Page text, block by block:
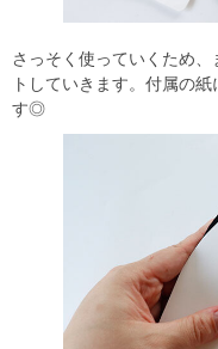
さっそく使っていくため
トしていきます。付属の
す◎